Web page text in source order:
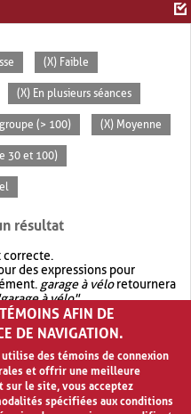
(X) Faible
(X) En plusieurs séances
(> 100) (X) Moyenne
30 et 100)
résultat
correcte.
des expressions pour
garage à véloretournera
à vélo".
avec OR.garage OR vélo
quegarage à vélo
AFIN DE
DE NAVIGATION.
des témoins de connexion
et offrir une meilleure
sur le site, vous acceptez
spécifiées aux conditions